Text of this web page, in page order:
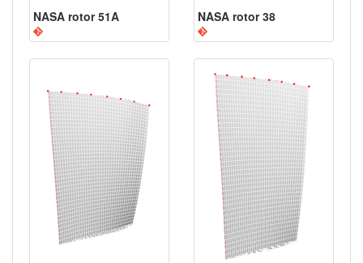
NASA rotor 51A NASA rotor 38